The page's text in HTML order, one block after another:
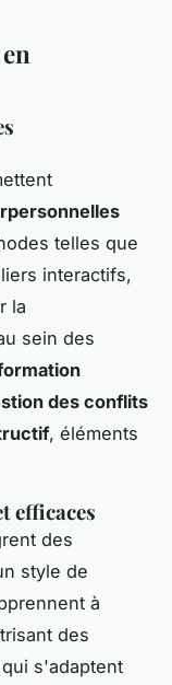
telles que
interactifs,
la
sein des
des conflits
, éléments
efficaces
des
style de
à
des
s'adaptent